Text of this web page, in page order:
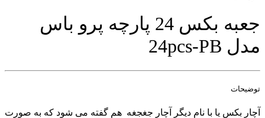
جعبه بکس 24 پارچه پرو باس
مدل 24pcs-PB
توضیحات
آچار بکس یا با نام دیگر آچار جغجغه هم گفته می شود که به صورت